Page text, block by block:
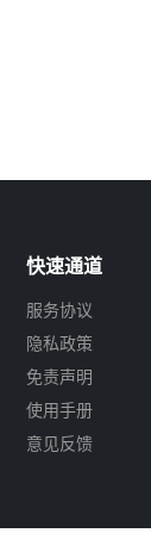
快速通道
服务协议
隐私政策
免责声明
使用手册
意见反馈